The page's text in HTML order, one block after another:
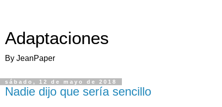
Adaptaciones
By JeanPaper
sábado, 12 de mayo de 2018
Nadie dijo que sería sencillo